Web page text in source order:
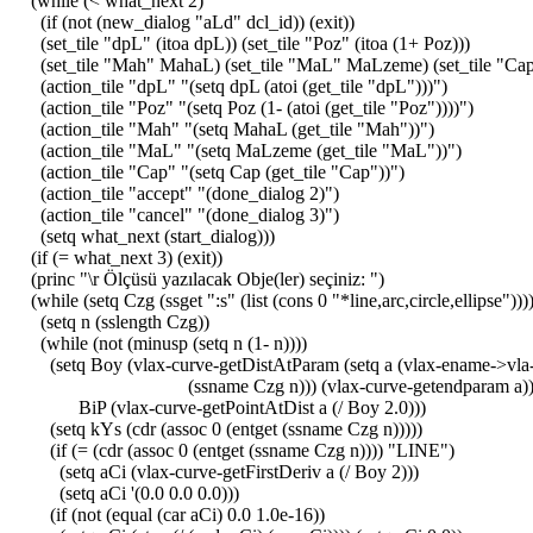
(if (not (new_dialog "aLd" dcl_id)) (exit))
(set_tile "dpL" (itoa dpL)) (set_tile "Poz" (itoa (1+ Poz)))
(set_tile "Mah" MahaL) (set_tile "MaL" MaLzeme) (set_tile
(action_tile "dpL" "(setq dpL (atoi (get_tile "dpL")))")
(action_tile "Poz" "(setq Poz (1- (atoi (get_tile "Poz"))))")
(action_tile "Mah" "(setq MahaL (get_tile "Mah"))")
(action_tile "MaL" "(setq MaLzeme (get_tile "MaL"))")
(action_tile "Cap" "(setq Cap (get_tile "Cap"))")
(action_tile "accept" "(done_dialog 2)")
(action_tile "cancel" "(done_dialog 3)")
(setq what_next (start_dialog)))
(if (= what_next 3) (exit))
(princ "\r Ölçüsü yazılacak Obje(ler) seçiniz: ")
(while (setq Czg (ssget ":s" (list (cons 0 "*line,arc,circle,ellipse"))))
(setq n (sslength Czg))
(while (not (minusp (setq n (1- n))))
(setq Boy (vlax-curve-getDistAtParam (setq a (vlax-ename-
(ssname Czg n))) (vlax-curve-getendparam a))
BiP (vlax-curve-getPointAtDist a (/ Boy 2.0)))
(setq kYs (cdr (assoc 0 (entget (ssname Czg n)))))
(if (= (cdr (assoc 0 (entget (ssname Czg n)))) "LINE")
(setq aCi (vlax-curve-getFirstDeriv a (/ Boy 2)))
(setq aCi '(0.0 0.0 0.0)))
(if (not (equal (car aCi) 0.0 1.0e-16))